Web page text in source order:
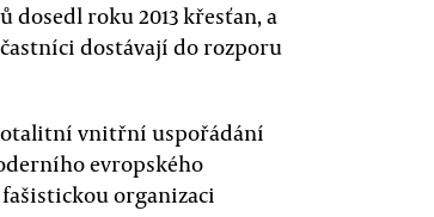
dosedl roku 2013 křesťan, a
dostávají do rozporu
vnitřní uspořádání
evropského
organizaci